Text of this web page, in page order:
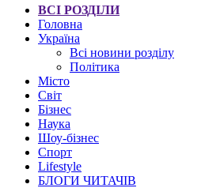
ВСІ РОЗДІЛИ
Головна
Україна
Всі новини розділу
Політика
Місто
Світ
Бізнес
Наука
Шоу-бізнес
Спорт
Lifestyle
БЛОГИ ЧИТАЧІВ